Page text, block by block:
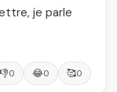
je parle
👎0 😂0 🥰0